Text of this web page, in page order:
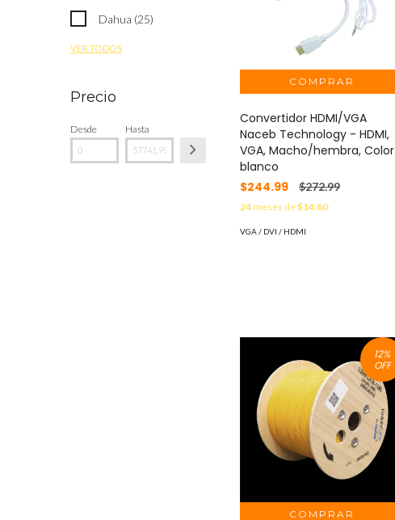
Dahua (25)
VER TODOS
Precio
Desde Hasta
Convertidor HDMI/VGA
Naceb Technology - HDMI,
VGA, Macho/hembra, Color
blanco
$244.99
$272.99
24meses de$14.80
VGA / DVI / HDMI
12%
OFF